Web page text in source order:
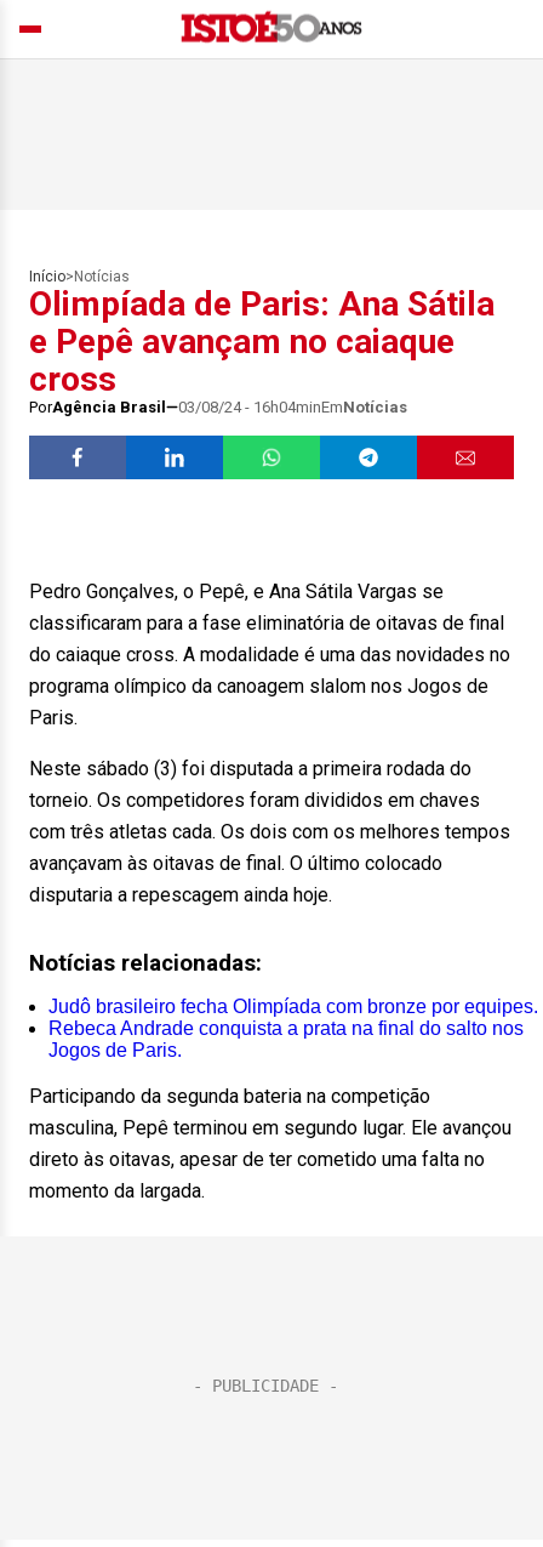
Início> Notícias
Olimpíada de Paris: Ana Sátila
e Pepê avançam no caiaque
cross
PorAgência Brasil 03/08/24 - 16h04minEmNotícias
Pedro Gonçalves, o Pepê, e Ana Sátila Vargas se
classificaram para a fase eliminatória de oitavas de final
do caiaque cross. A modalidade é uma das novidades no
programa olímpico da canoagem slalom nos Jogos de
Paris.
Neste sábado (3) foi disputada a primeira rodada do
torneio. Os competidores foram divididos em chaves
com três atletas cada. Os dois com os melhores tempos
avançavam às oitavas de final. O último colocado
disputaria a repescagem ainda hoje.
Notícias relacionadas:
Judô brasileiro fecha Olimpíada com bronze por equipes.
Rebeca Andrade conquista a prata na final do salto nos
Jogos de Paris.
Participando da segunda bateria na competição
masculina, Pepê terminou em segundo lugar. Ele avançou
direto às oitavas, apesar de ter cometido uma falta no
momento da largada.